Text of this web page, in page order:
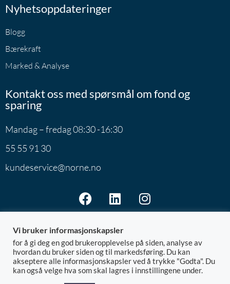
Nyhetsoppdateringer
Blogg
Bærekraft
Marked & Analyse
Kontakt oss med spørsmål om fond og
sparing
Mandag – fredag 08:30 -16:30
55 55 91 30
kundeservice@norne.no
Norne Securities AS | Postboks 7801 | 5020 Bergen
@ 2026 Norne
Org.nr: 992.881.828
Vi bruker informasjonskapsler
for å gi deg en god brukeropplevelse på siden, analyse av
hvordan du bruker siden og til markedsføring. Du kan
akseptere alle informasjonskapsler ved å trykke "Godta". Du
kan også velge hva som skal lagres i innstillingene under.